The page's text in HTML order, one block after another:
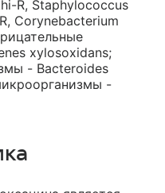
R, Staphylococcus
Corynebacterium
xylosoxidans;
- Bacteroides
-